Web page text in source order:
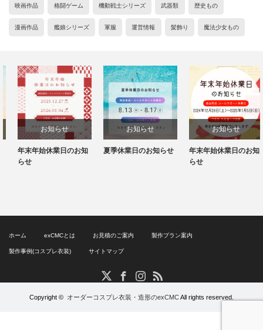
映画作品 格闘ゲーム 機動戦士シリーズ 武器類 歴史もの
漫画作品 艦娘シリーズ 軍服 運営情報 髪飾り 魔法少女もの
お知らせ
年末年始休業日のお知
らせ
お知らせ
夏季休業日のお知らせ
お知らせ
年末年始休業日のお知
らせ
ホーム exCMCとは お見積のご案内 製作プラン案内
製作事例(コスプレ衣装) サイトマップ
FacebookInstagram
RSS
Copyright © オーダーコスプレ衣装・造形のexCMCAll rights reserved.